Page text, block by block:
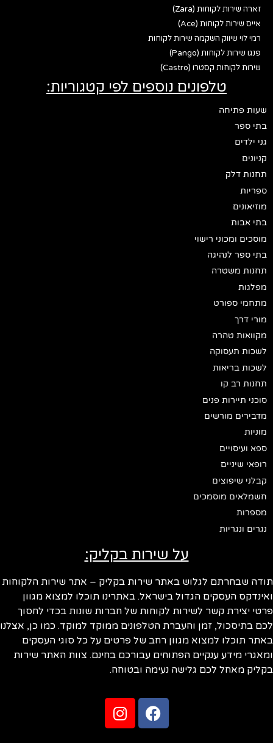
זארה שירות לקוחות (Zara)
אייס שירות לקוחות (Ace)
רמי לוי שיווק השקמה שירות לקוחות
פנגו שירות לקוחות (Pango)
שירות לקוחות קסטרו (Castro)
טלפונים נוספים לפי קטגוריות:
שעות פתיחה
בתי ספר
גני ילדים
קניונים
תחנות דלק
ספריות
מוזיאונים
בתי אבות
מוסכים ומכוני רישוי
בתי ספר לנהיגה
תחנות משטרה
מפלגות
מתחמי ספורט
מורי דרך
מקוואות טהרה
לשכות תעסוקה
לשכות בריאות
תחנות רב קו
סוכני תיירות פנים
מדבירים מורשים
מוניות
ספא ועיסויים
רופאי שיניים
קבלני שיפוצים
חשמלאים מוסמכים
מספרות
נגרים ונגריות
על שירות בקליק:
תודה שבחרתם לגלוש באתר שירות בקליק – אתר שירות הלקוחות
ואינדקס העסקים הגדול בישראל. באתרינו תוכלו למצוא מגוון
פרטי יצירת קשר לשירות לקוחות של חברות שונות בכדי לחסוך
לכם בתיסכול, זמן והעברת הטלפונים ממוקד למוקד. כמו כן, אצלנו
באתר תוכלו למצוא מגוון רחב של פרטים על כל סוגי העסקים
ומאגרי מידע ענקיים הפתוחים עבורכם בחינם. צוות האתר שירות
בקליק מאחל לכם גלישה נעימה ובטוחה.